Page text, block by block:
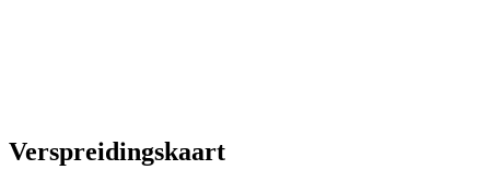
Verspreidingskaart